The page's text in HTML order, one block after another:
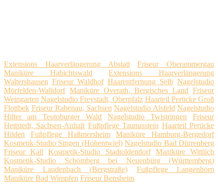
Extensions Haarverlängerung Abstatt
Friseur Oberammergau
Maniküre Habichtswald
Extensions Haarverlängerung
Waltershausen Friseur Waldhof Haarentfernung Selb Nagelstudio
Mörfelden-Walldorf Maniküre Overath, Bergisches Land Friseur
Weingarten Nagelstudio Freystadt, Oberpfalz Haarteil Perücke Groß
Flottbek Friseur Rabenau, Sachsen Nagelstudio Alsfeld Nagelstudio
Hilter am Teutoburger Wald
Nagelstudio Twistringen
Friseur
Hettstedt, Sachsen-Anhalt Fußpflege Taunusstein Haarteil Perücke
Hilden
Fußpflege Haßmersheim
Maniküre Hamburg-Bergedorf
Kosmetik-Studio Singen (Hohentwiel) Nagelstudio Bad Dürrenberg
Friseur Kall
Kosmetik-Studio Stadtoldendorf
Maniküre Wittlich
Kosmetik-Studio Schömberg bei Neuenbürg (Württemberg)
Maniküre Laudenbach (Bergstraße)
Fußpflege Langenhorn
Maniküre Bad Wimpfen Friseur Bensheim